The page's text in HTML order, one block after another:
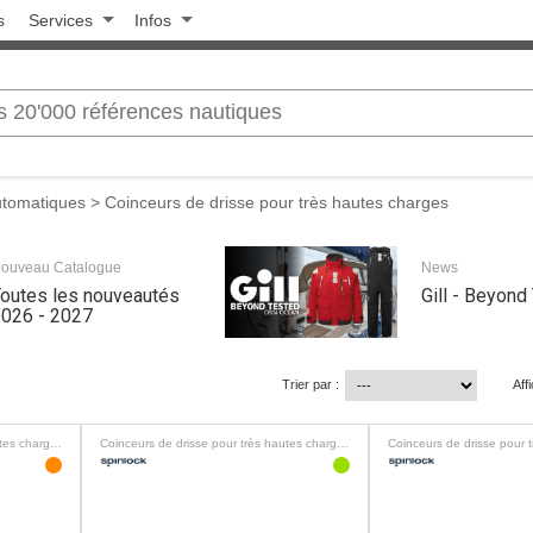
Services Infos
> Coinceurs de drisse pour très hautes charges
Catalogue
les nouveautés
- 2027
News
Gill - Beyond
Trier par :